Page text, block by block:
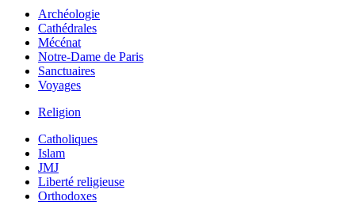
Archéologie
Cathédrales
Mécénat
Notre-Dame de Paris
Sanctuaires
Voyages
Religion
Catholiques
Islam
JMJ
Liberté religieuse
Orthodoxes